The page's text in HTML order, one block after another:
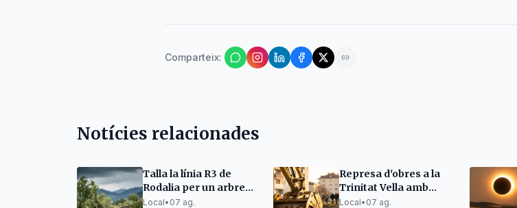
Comparteix:
Notícies relacionades
Talla la línia R3 de
Rodalia per un arbre
caigut a la via
Local• 07 ag.
Represa d'obres a la
Trinitat Vella amb
mesures anti-vibració
Local• 07 ag.